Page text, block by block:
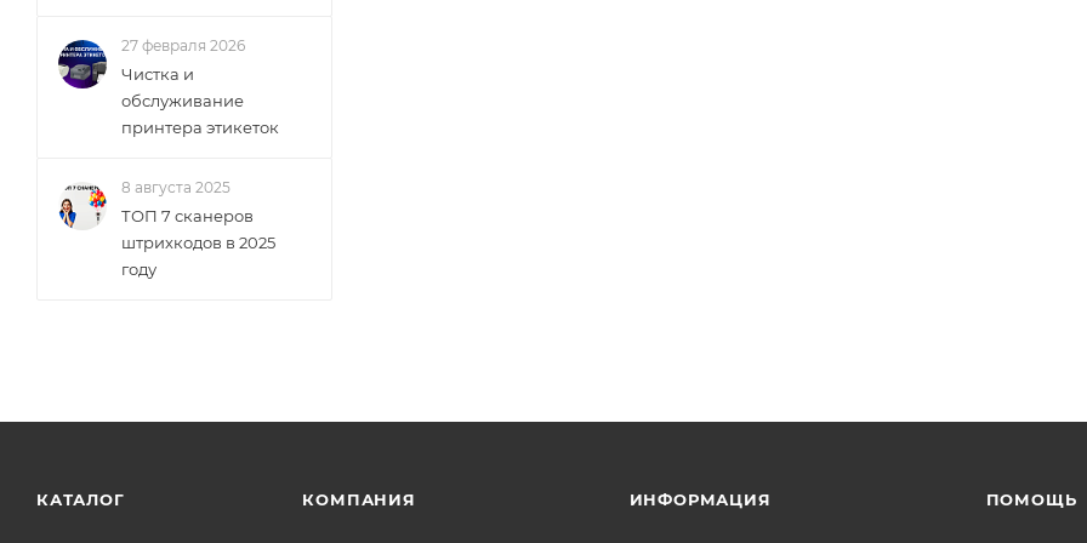
27 февраля 2026
Чистка и
обслуживание
принтера этикеток
8 августа 2025
ТОП 7 сканеров
штрихкодов в 2025
году
КАТАЛОГ КОМПАНИЯ ИНФОРМАЦИЯ ПОМОЩЬ